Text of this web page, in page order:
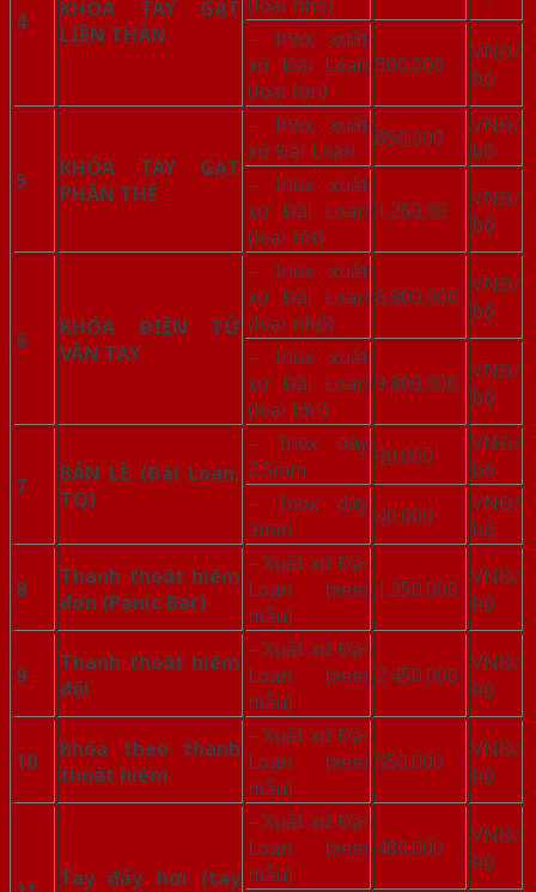
4
KHÓA TAY GẠT
LIỀN THÂN
– Inox xuất
xứ Đài Loan
(loại lớn)
500.000
VNĐ/
bộ
5
KHÓA TAY GẠT
PHÂN THỂ
– Inox xuất
xứ Đài Loan
850.000
VNĐ/
bộ
– Inox xuất
xứ Đài Loan
(loại tốt)
1.250.00
VNĐ/
bộ
6
KHÓA ĐIỆN TỬ
VÂN TAY
– Inox xuất
xứ Đài Loan
(loại nhỏ)
6.800.000 VNĐ/
bộ
– Inox xuất
xứ Đài Loan
(loại lớn)
9.800.000 VNĐ/
bộ
7
BẢN LỀ (Đài Loan,
TQ)
– Inox dày
2.5mm
30.000
VNĐ/
bộ
– Inox dày
3mm
40.000
VNĐ/
bộ
8
Thanh thoát hiểm
đơn (Panic Bar)
– Xuất xứ Đài
Loan (xem
mẫu)
1.250.000 VNĐ/
bộ
9
Thanh thoát hiểm
đôi
– Xuất xứ Đài
Loan (xem
mẫu)
2.450.000 VNĐ/
bộ
10
Khóa theo thanh
thoát hiểm
– Xuất xứ Đài
Loan (xem
mẫu)
550.000
VNĐ/
bộ
Tay đẩy hơi (tay
– Xuất xứ Đài
Loan (xem
mẫu)
480.000
VNĐ/
bộ